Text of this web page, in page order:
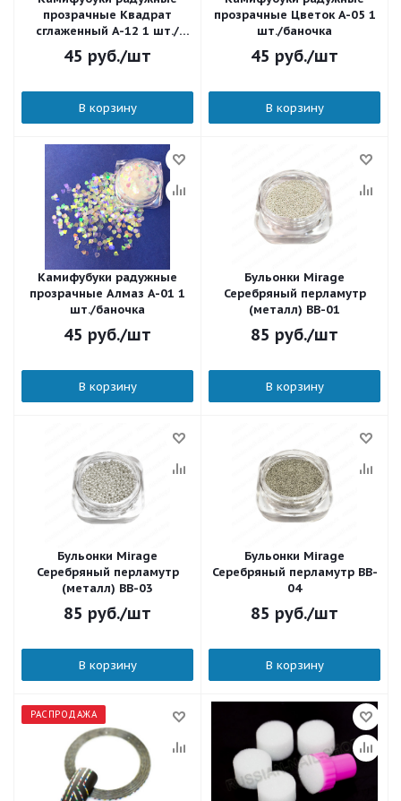
прозрачные Квадрат
сглаженный A-12 1 шт./
баночка
45 руб./шт
В корзину
прозрачные Цветок A-05 1
шт./баночка
45 руб./шт
В корзину
Камифубуки радужные
прозрачные Алмаз A-01 1
шт./баночка
45 руб./шт
В корзину
Бульонки Mirage
Серебряный перламутр
(металл) BB-01
85 руб./шт
В корзину
Бульонки Mirage
Серебряный перламутр
(металл) BB-03
85 руб./шт
В корзину
Бульонки Mirage
Серебряный перламутр BB-
04
85 руб./шт
В корзину
РАСПРОДАЖА